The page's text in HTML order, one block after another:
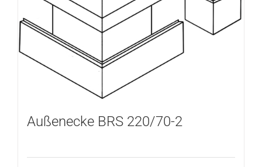
Außenecke BRS 220/70-2